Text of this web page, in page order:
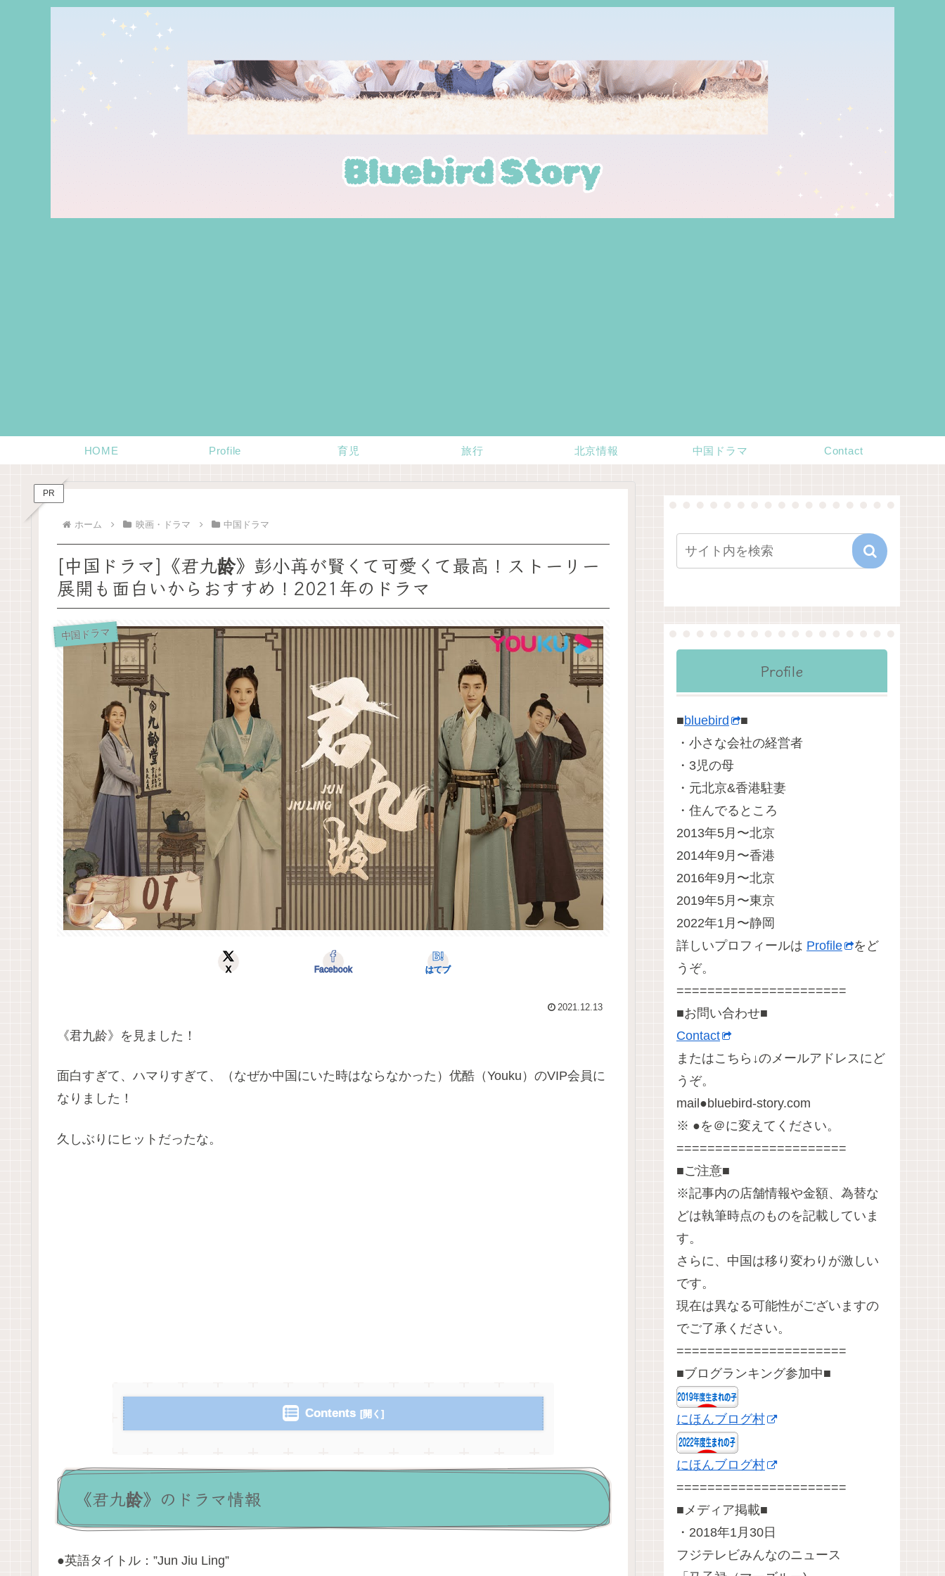
HOME Profile 育児 旅行 北京情報 中国ドラマ Contact
PR
ホーム 映画・ドラマ 中国ドラマ
[中国ドラマ]《君九龄》彭小苒が賢くて可愛くて最高！ストーリー
展開も面白いからおすすめ！2021年のドラマ
中国ドラマ
X Facebook はてブ
2021.12.13
《君九龄》を見ました！
面白すぎて、ハマりすぎて、（なぜか中国にいた時はならなかった）优酷（Youku）のVIP会員に
なりました！
久しぶりにヒットだったな。
Contents
《君九龄》のドラマ情報
●英語タイトル：”Jun Jiu Ling”
Profile
■bluebird
■
・小さな会社の経営者
・3児の母
・元北京&香港駐妻
・住んでるところ
2013年5月〜北京
2014年9月〜香港
2016年9月〜北京
2019年5月〜東京
2022年1月〜静岡
詳しいプロフィールは Profile
をど
うぞ。
======================
■お問い合わせ■
Contact
またはこちら↓のメールアドレスにど
うぞ。
mail●bluebird-story.com
※ ●を＠に変えてください。
======================
■ご注意■
※記事内の店舗情報や金額、為替な
どは執筆時点のものを記載していま
す。
さらに、中国は移り変わりが激しい
です。
現在は異なる可能性がございますの
でご了承ください。
======================
■ブログランキング参加中■
にほんブログ村
にほんブログ村
======================
■メディア掲載■
・2018年1月30日
フジテレビみんなのニュース